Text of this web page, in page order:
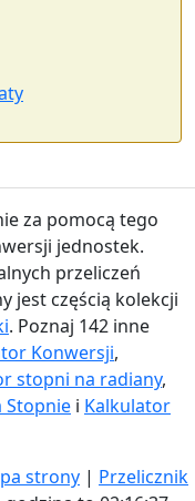
za pomocą tego
jednostek.
przeliczeń
jest częścią kolekcji
. Poznaj 142 inne
Konwersji,
stopni na radiany,
Stopnie i Kalkulator
strony | Przelicznik